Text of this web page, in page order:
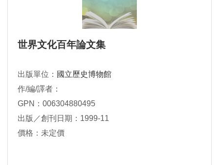
世界文化百年論文集
出版單位： 國立歷史博物館
作/編/譯者：
GPN：006304880495
出版／創刊日期：1999-11
價格：未定價